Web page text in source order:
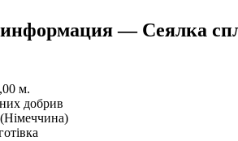
— Сеялка
м.
добрив